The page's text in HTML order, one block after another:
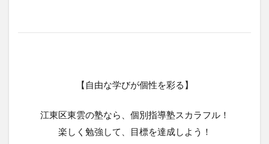
【自由な学びが個性を彩る】
江東区東雲の塾なら、個別指導塾スカラフル！
楽しく勉強して、目標を達成しよう！